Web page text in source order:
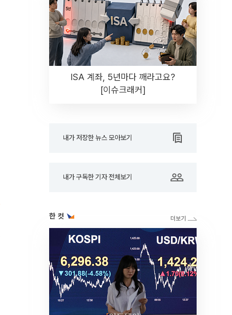
ISA 계좌, 5년마다 깨라고요?
[이슈크래커]
내가 저장한 뉴스 모아보기
내가 구독한 기자 전체보기
한 컷